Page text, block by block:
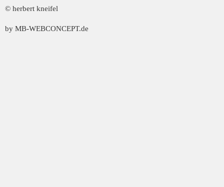
© herbert kneifel
by MB-WEBCONCEPT.de